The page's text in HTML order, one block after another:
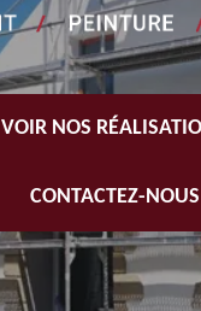
VOIR NOS
CONTACTEZ-NOUS